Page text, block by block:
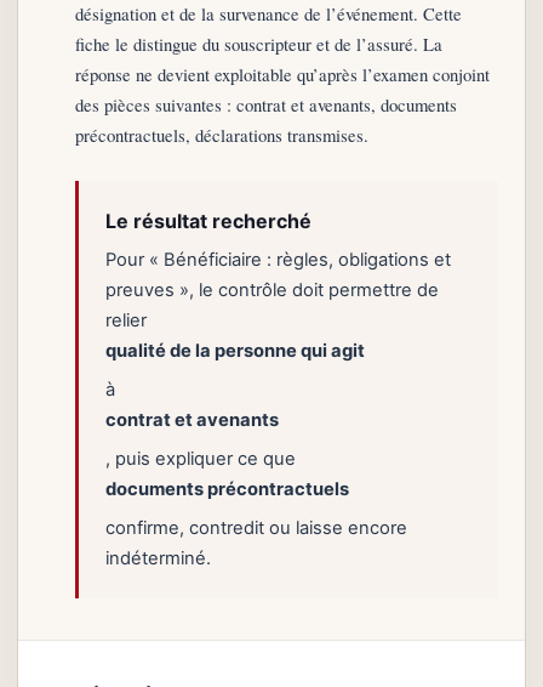
désignation et de la survenance de l’événement. Cette
fiche le distingue du souscripteur et de l’assuré. La
réponse ne devient exploitable qu’après l’examen conjoint
des pièces suivantes : contrat et avenants, documents
précontractuels, déclarations transmises.
Le résultat recherché
Pour « Bénéficiaire : règles, obligations et
preuves », le contrôle doit permettre de
relier
qualité de la personne qui agit
à
contrat et avenants
, puis expliquer ce que
documents précontractuels
confirme, contredit ou laisse encore
indéterminé.